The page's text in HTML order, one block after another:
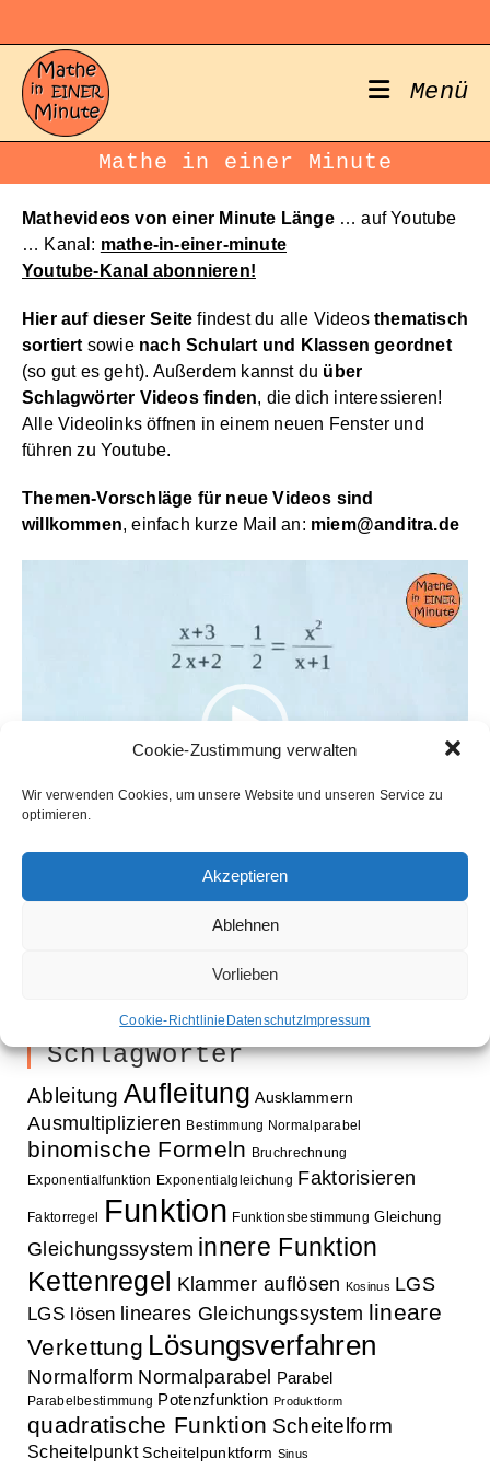
Cookie-Zustimmung verwalten
Wir verwenden Cookies, um unsere Website und unseren Service zu
optimieren.
Akzeptieren
Ablehnen
Vorlieben
Cookie-Richtlinie DatenschutzImpressum
springen
Menü
Mathe in einer Minute
Mathevideos von einer Minute Länge… auf Youtube
… Kanal: mathe-in-einer-minute
Youtube-Kanal abonnieren!
Hier auf dieser Seite findest du alle Videosthematisch
sortiert sowie nach Schulart und Klassen geordnet
(so gut es geht). Außerdem kannst du über
Schlagwörter Videos finden, die dich interessieren!
Alle Videolinks öffnen in einem neuen Fenster und
führen zu Youtube.
Themen-Vorschläge für neue Videos sind
willkommen, einfach kurze Mail an: miem@anditra.de
Schlagwörter
Ableitung Aufleitung Ausklammern
Ausmultiplizieren Bestimmung Normalparabel
binomische Formeln Bruchrechnung
Exponentialfunktion Exponentialgleichung Faktorisieren
Faktorregel Funktion Funktionsbestimmung Gleichung
Gleichungssystem innere Funktion
Kettenregel Klammer auflösen Kosinus LGS
LGS lösen lineares Gleichungssystem lineare
Verkettung Lösungsverfahren
Normalform Normalparabel Parabel
Parabelbestimmung Potenzfunktion Produktform
quadratische Funktion Scheitelform
Scheitelpunkt Scheitelpunktform Sinus